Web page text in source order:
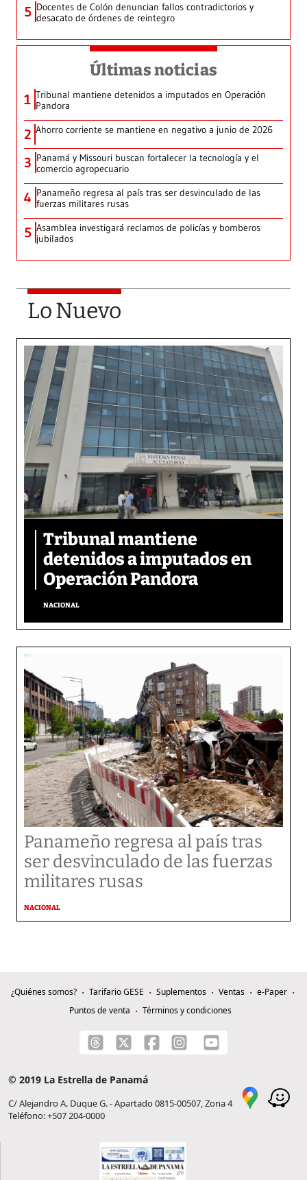
5 Docentes de Colón denuncian fallos contradictorios y
desacato de órdenes de reintegro
Últimas noticias
1 Tribunal mantiene detenidos a imputados en Operación
Pandora
2 Ahorro corriente se mantiene en negativo a junio de 2026
3 Panamá y Missouri buscan fortalecer la tecnología y el
comercio agropecuario
4 Panameño regresa al país tras ser desvinculado de las
fuerzas militares rusas
5 Asamblea investigará reclamos de policías y bomberos
jubilados
Lo Nuevo
Tribunal mantiene
detenidos a imputados en
Operación Pandora
NACIONAL
Panameño regresa al país tras
ser desvinculado de las fuerzas
militares rusas
NACIONAL
¿Quiénes somos? Tarifario GESE Suplementos Ventas
e-Paper
Puntos de venta
Términos y condiciones
© 2019 La Estrella de Panamá
C/ Alejandro A. Duque G. - Apartado 0815-00507, Zona 4
Teléfono: +507 204-0000